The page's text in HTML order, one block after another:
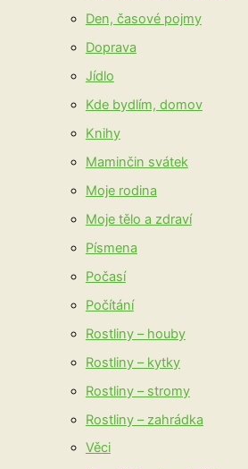
Den, časové pojmy
Doprava
Jídlo
Kde bydlím, domov
Knihy
Maminčin svátek
Moje rodina
Moje tělo a zdraví
Písmena
Počasí
Počítání
Rostliny – houby
Rostliny – kytky
Rostliny – stromy
Rostliny – zahrádka
Věci